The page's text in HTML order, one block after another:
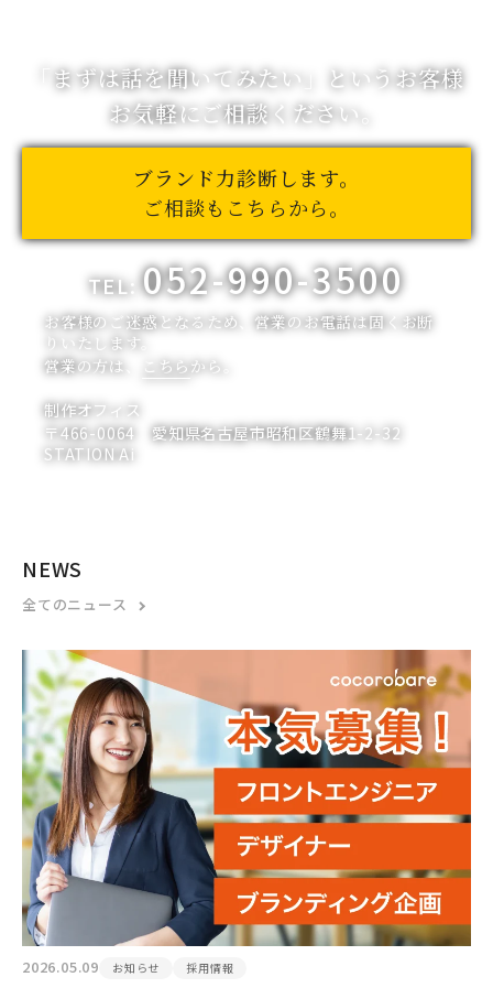
「まずは話を聞いてみたい」
というお客様
お気軽にご相談ください。
ブランド力診断します。
ご相談もこちらから。
TEL:052-990-3500
お客様のご迷惑となるため、営業のお電話は固くお断
りいたします。
営業の方は、
こちらから。
制作オフィス
〒466-0064 愛知県名古屋市昭和区鶴舞1-2-32
STATION Ai
NEWS
全てのニュース
2026.05.09 お知らせ 採用情報